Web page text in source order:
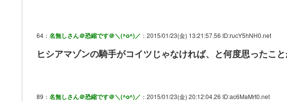
64： 名無しさん＠恐縮です＠＼(^o^)／ ：2015/01/23(金) 13:21:57.56 ID:rucY5hNH0.net
ヒシアマゾンの騎手がコイツじゃなければ、と何度思ったこと
89： 名無しさん＠恐縮です＠＼(^o^)／ ：2015/01/23(金) 20:12:04.26 ID:ac6MaMrt0.net